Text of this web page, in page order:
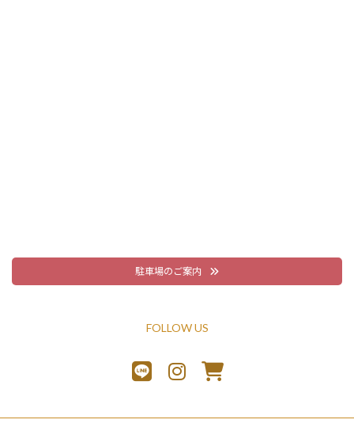
駐車場のご案内
FOLLOW US